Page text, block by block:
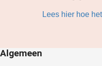
Lees hier hoe
Algemeen